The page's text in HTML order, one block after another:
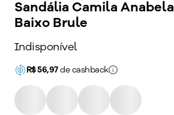
Sandália Camila Anabela
Baixo Brule
Indisponível
R$56,97de cashback